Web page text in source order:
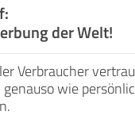
der Welt!
Verbraucher
wie